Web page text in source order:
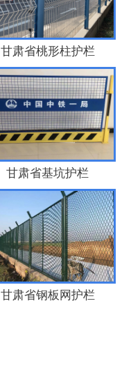
甘肃省桃形柱护栏
甘肃省基坑护栏
甘肃省钢板网护栏